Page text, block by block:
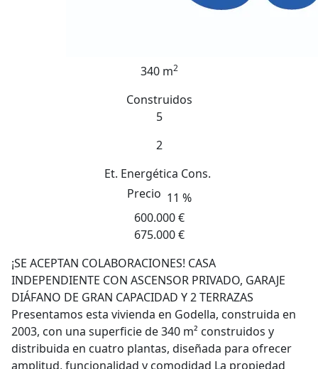
340 m2
Construidos
5
2
Et. Energética Cons.
Precio 11 %
600.000 €
675.000 €
¡SE ACEPTAN COLABORACIONES! CASA
INDEPENDIENTE CON ASCENSOR PRIVADO, GARAJE
DIÁFANO DE GRAN CAPACIDAD Y 2 TERRAZAS
Presentamos esta vivienda en Godella, construida en
2003, con una superficie de 340 m² construidos y
distribuida en cuatro plantas, diseñada para ofrecer
amplitud, funcionalidad y comodidad La propiedad